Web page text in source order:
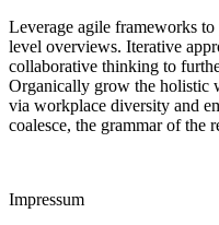
Leverage agile frameworks
level overviews. Iterative
collaborative thinking to
Organically grow the holistic
via workplace diversity and
coalesce, the grammar of the
Impressum